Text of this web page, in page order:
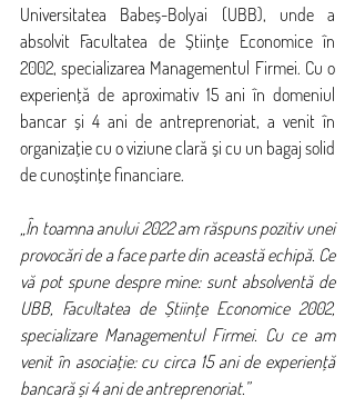
Universitatea Babeș-Bolyai (UBB), unde a
absolvit Facultatea de Științe Economice în
2002, specializarea Managementul Firmei. Cu o
experiență de aproximativ 15 ani în domeniul
bancar și 4 ani de antreprenoriat, a venit în
organizație cu o viziune clară și cu un bagaj solid
de cunoștințe financiare.
„În toamna anului 2022 am răspuns pozitiv unei
provocări de a face parte din această echipă. Ce
vă pot spune despre mine: sunt absolventă de
UBB, Facultatea de Științe Economice 2002,
specializare Managementul Firmei. Cu ce am
venit în asociație: cu circa 15 ani de experiență
bancară și 4 ani de antreprenoriat.”